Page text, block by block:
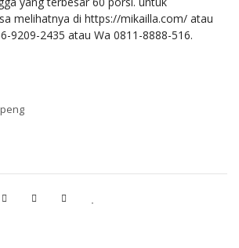
melihatnya di https://mikailla.com/ atau
9209-2435 atau Wa 0811-8888-516.